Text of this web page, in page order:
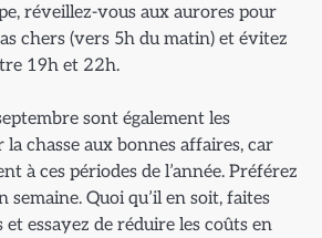
réveillez-vous aux aurores pour
chers (vers 5h du matin) et évitez
19h et 22h.
sont également les
chasse aux bonnes affaires, car
à ces périodes de l’année. Préférez
semaine. Quoi qu’il en soit, faites
essayez de réduire les coûts en